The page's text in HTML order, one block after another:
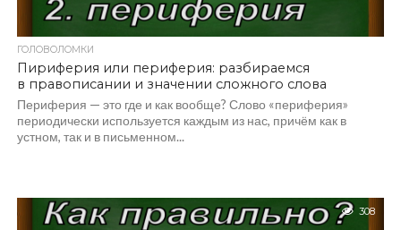
ГОЛОВОЛОМКИ
Пириферия или периферия: разбираемся
в правописании и значении сложного слова
Периферия — это где и как вообще? Слово «периферия»
периодически используется каждым из нас, причём как в
устном, так и в письменном...
308